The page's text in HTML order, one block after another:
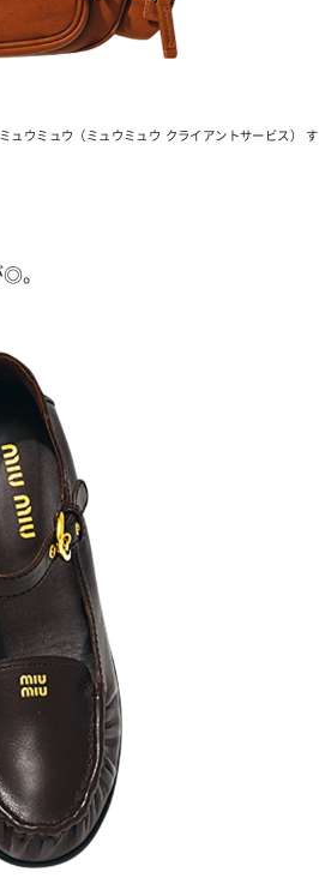
ウミュウ（ミュウミュウ クライアントサービス） す
。